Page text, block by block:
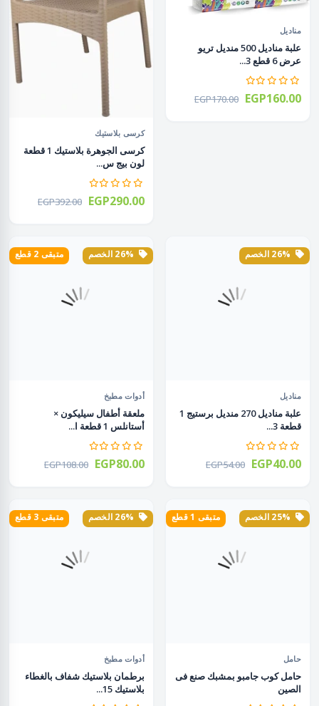
مناديل
علبة مناديل 500 منديل تريو
عرض 6 قطع 3...
EGP170.00 EGP160.00
كرسى بلاستيك
كرسى الجوهرة بلاستيك 1 قطعة
لون بيج س...
EGP392.00 EGP290.00
مناديل
علبة مناديل 270 منديل برستيج 1
قطعة 3...
EGP54.00 EGP40.00
متبقى 2 قطع
أدوات مطبخ
ملعقة أطفال سيليكون ×
أستانلس 1 قطعة ا...
EGP108.00 EGP80.00
متبقى 1 قطع
حامل
حامل كوب جامبو بمشبك صنع فى
الصين
متبقى 3 قطع
أدوات مطبخ
برطمان بلاستيك شفاف بالغطاء
بلاستيك 15...